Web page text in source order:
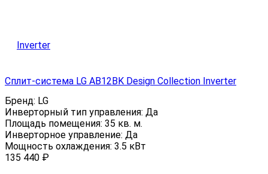
Сплит-система LG AB12BK Design Collection Inverter
Бренд: LG
Инверторный тип управления: Да
Площадь помещения: 35 кв. м.
Инверторное управление: Да
Мощность охлаждения: 3.5 кВт
135 440 ₽